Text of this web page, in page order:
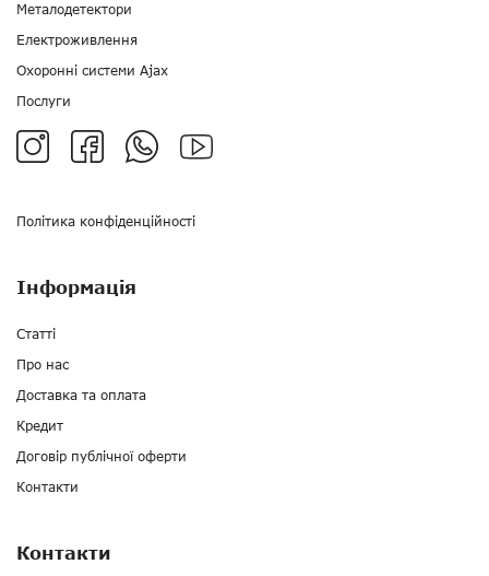
Політика конфіденційності
Металодетектори
Електроживлення
Охоронні системи Ajax
Послуги
Інформація
Статті
Про нас
Доставка та оплата
Кредит
Договір публічної оферти
Контакти
Контакти